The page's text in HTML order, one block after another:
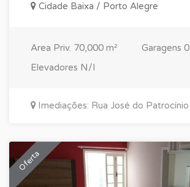
Cidade Baixa / Porto Alegre
Area Priv. 70,000 m² Garagens 0
Elevadores N/I
Imediações: Rua José do Patrocínio
Oferta